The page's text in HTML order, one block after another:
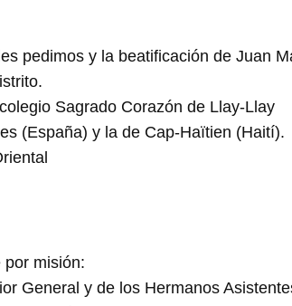
pedimos y la beatificación de Juan
Sagrado Corazón de Llay-Llay
(España) y la de Cap-Haïtien (Haití).
por misión:
General y de los Hermanos